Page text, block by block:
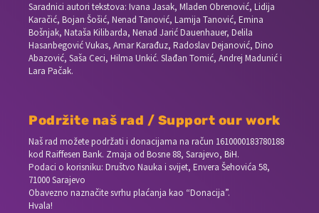
Saradnici autori tekstova: Ivana Jasak, Mladen Obrenović, Lidija
Karačić, Bojan Šošić, Nenad Tanović, Lamija Tanović, Emina
Bošnjak, Nataša Kilibarda, Nenad Jarić Dauenhauer, Delila
Hasanbegović Vukas, Amar Karađuz, Radoslav Dejanović, Dino
Abazović, Saša Ceci, Hilma Unkić. Slađan Tomić, Andrej Madunić i
Lara Pačak.
Podržite naš rad / Support our work
Naš rad možete podržati i donacijama na račun 1610000183780188
kod Raiffesen Bank. Zmaja od Bosne 88, Sarajevo, BiH.
Podaci o korisniku: Društvo Nauka i svijet, Envera Šehovića 58,
71000 Sarajevo
Obavezno naznačite svrhu plaćanja kao “Donacija”.
Hvala!